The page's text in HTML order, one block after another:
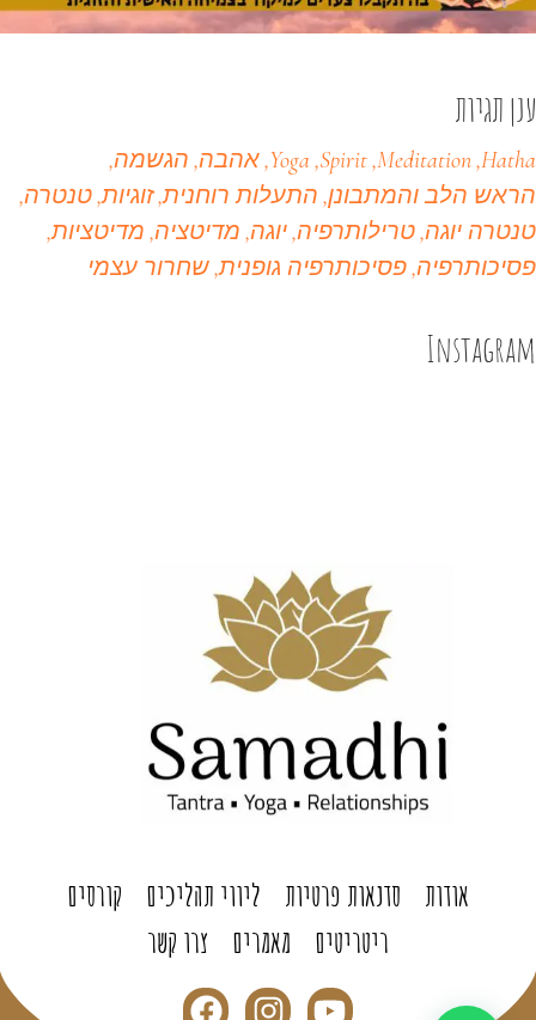
ענן תגיות
Hatha
Meditation
Spirit
Yoga אהבה הגשמה
הראש הלב והמתבונן התעלות רוחנית זוגיות טנטרה
טנטרה יוגה טרילותרפיה יוגה מדיטציה מדיטציות
פסיכותרפיה פסיכותרפיה גופנית שחרור עצמי
Instagram
אודות סדנאות פרטיות ליווי תהליכים
קורסים
ריטריטים
מאמרים צרו קשר